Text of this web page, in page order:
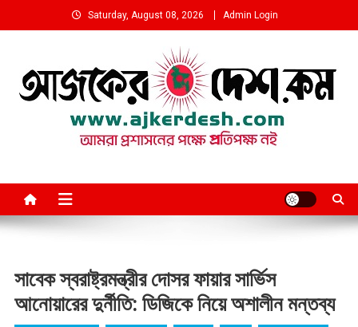
to
Saturday, August 08, 2026 Admin Login
সাবেক স্বরাষ্ট্রমন্ত্রীর দোসর ফায়ার সার্ভিস
আনোয়ারের দুর্নীতি: ডিজিকে নিয়ে অশালীন মন্তব্য